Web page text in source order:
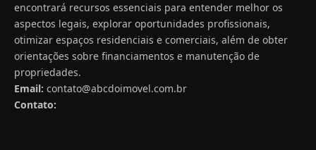
encontrará recursos essenciais para entender melhor os
aspectos legais, explorar oportunidades profissionais,
otimizar espaços residenciais e comerciais, além de obter
orientações sobre financiamentos e manutenção de
propriedades.
Email: contato@abcdoimovel.com.br
Contato: